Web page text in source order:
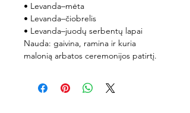
• Levanda–mėta
• Levanda–čiobrelis
• Levanda–juodų serbentų lapai
Nauda: gaivina, ramina ir kuria
malonią arbatos ceremonijos patirtį.